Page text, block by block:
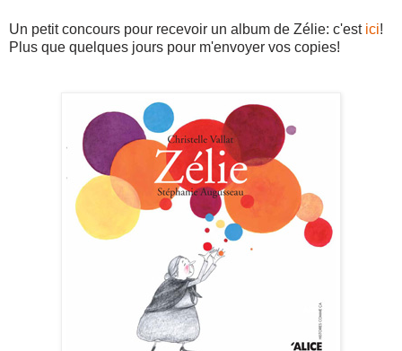
Un petit concours pour recevoir un album de Zélie: c'est ici!
Plus que quelques jours pour m'envoyer vos copies!